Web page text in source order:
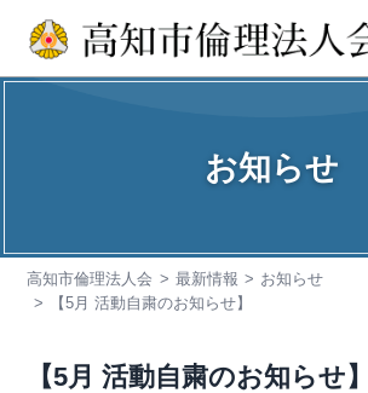
テ
キ
入会のご案内
お知らせ
高知市倫理法人会 最新情報
お知らせ
【5月 活動自粛のお知らせ】
【5月 活動自粛のお知らせ】